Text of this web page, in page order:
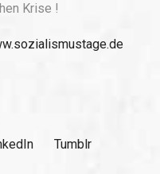
Krise !
Tumblr